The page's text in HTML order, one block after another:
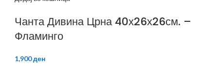
Чанта Дивина Црна 40х26х26см. –
Фламинго
1,900ден